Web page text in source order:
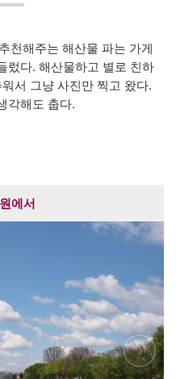
천해주는 해산물 파는 가게
렀다. 해산물하고 별로 친하
서 그냥 사진만 찍고 왔다.
각해도 춥다.
에서